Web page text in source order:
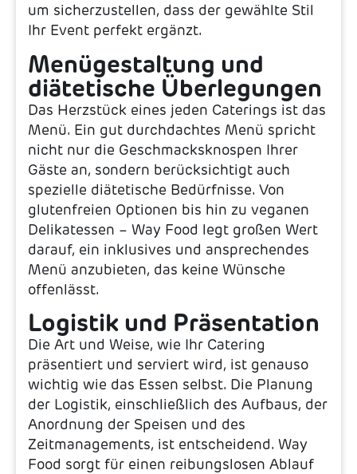
um sicherzustellen, dass der gewählte Stil
Ihr Event perfekt ergänzt.
Menügestaltung und
diätetische Überlegungen
Das Herzstück eines jeden Caterings ist das
Menü. Ein gut durchdachtes Menü spricht
nicht nur die Geschmacksknospen Ihrer
Gäste an, sondern berücksichtigt auch
spezielle diätetische Bedürfnisse. Von
glutenfreien Optionen bis hin zu veganen
Delikatessen – Way Food legt großen Wert
darauf, ein inklusives und ansprechendes
Menü anzubieten, das keine Wünsche
offenlässt.
Logistik und Präsentation
Die Art und Weise, wie Ihr Catering
präsentiert und serviert wird, ist genauso
wichtig wie das Essen selbst. Die Planung
der Logistik, einschließlich des Aufbaus, der
Anordnung der Speisen und des
Zeitmanagements, ist entscheidend. Way
Food sorgt für einen reibungslosen Ablauf